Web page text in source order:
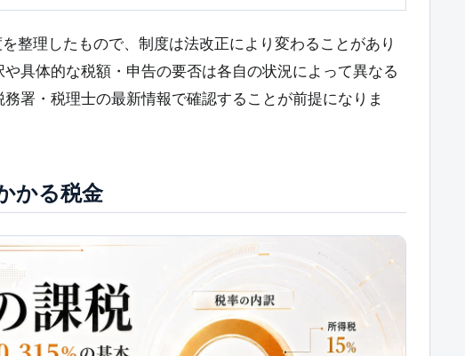
整理したもので、制度は法改正により変わることがあり
具体的な税額・申告の要否は各自の状況によって異なる
署・税理士の最新情報で確認することが前提になりま
かる税金